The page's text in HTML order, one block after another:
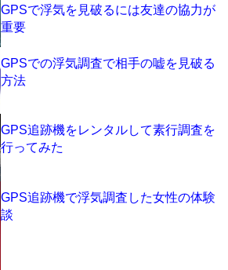
GPSで浮気を見破るには友達の協力が
重要
GPSでの浮気調査で相手の嘘を見破る
方法
GPS追跡機をレンタルして素行調査を
行ってみた
GPS追跡機で浮気調査した女性の体験
談